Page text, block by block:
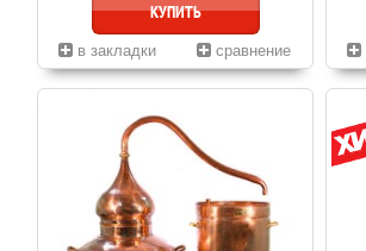
КУПИТЬ
в закладки сравнение